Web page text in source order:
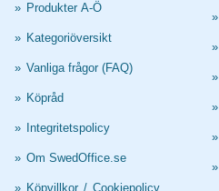
» Produkter A-Ö
» Kategoriöversikt
» Vanliga frågor (FAQ)
» Köpråd
» Integritetspolicy
» Om SwedOffice.se
» Köpvillkor / Cookiepolicy
»
»
»
»
»
»